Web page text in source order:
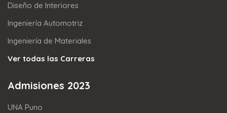
Diseño de Interiores
Ingeniería Automotriz
Ingeniería de Materiales
Ver todas las Carreras
Admisiones 2023
UNA Puno